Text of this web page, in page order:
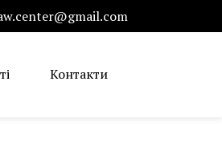
Контакти